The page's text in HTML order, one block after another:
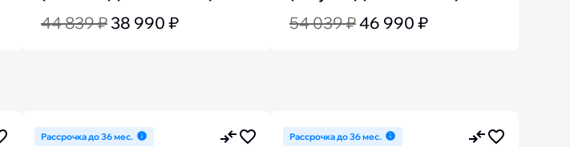
44 839 ₽ 38 990 ₽ 54 039 ₽46 990 ₽
Рассрочка до 36 мес. Рассрочка до 36 мес.